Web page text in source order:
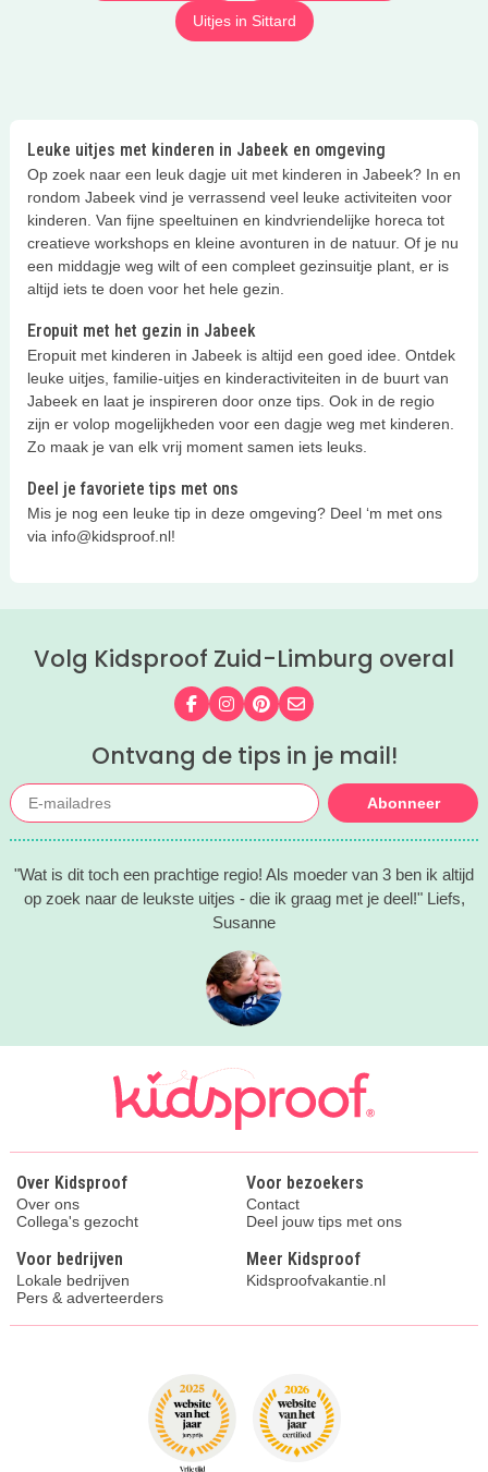
Uitjes in Sittard
Leuke uitjes met kinderen in Jabeek en omgeving
Op zoek naar een leuk dagje uit met kinderen in Jabeek? In en
rondom Jabeek vind je verrassend veel leuke activiteiten voor
kinderen. Van fijne speeltuinen en kindvriendelijke horeca tot
creatieve workshops en kleine avonturen in de natuur. Of je nu
een middagje weg wilt of een compleet gezinsuitje plant, er is
altijd iets te doen voor het hele gezin.
Eropuit met het gezin in Jabeek
Eropuit met kinderen in Jabeek is altijd een goed idee. Ontdek
leuke uitjes, familie-uitjes en kinderactiviteiten in de buurt van
Jabeek en laat je inspireren door onze tips. Ook in de regio
zijn er volop mogelijkheden voor een dagje weg met kinderen.
Zo maak je van elk vrij moment samen iets leuks.
Deel je favoriete tips met ons
Mis je nog een leuke tip in deze omgeving? Deel ‘m met ons
via info@kidsproof.nl!
Volg Kidsproof Zuid-Limburg overal
Volg ons op Facebook
Volg ons op Instagram
Volg ons op Pinterest
Mail ons
Ontvang de tips in je mail!
Abonneer
"Wat is dit toch een prachtige regio! Als moeder van 3 ben ik altijd
op zoek naar de leukste uitjes - die ik graag met je deel!" Liefs,
Susanne
Over Kidsproof
Over ons
Collega's gezocht
Voor bezoekers
Contact
Deel jouw tips met ons
Voor bedrijven
Lokale bedrijven
Pers & adverteerders
Meer Kidsproof
Kidsproofvakantie.nl